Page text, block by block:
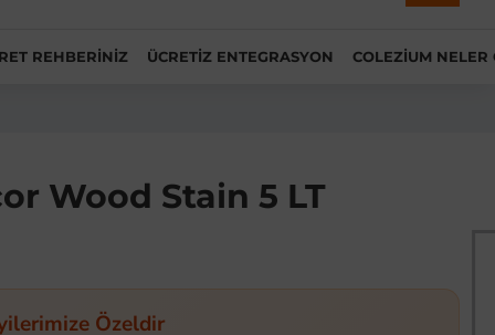
REHBERINIZ ÜCRETIZ ENTEGRASYON COLEZIUM NELER
Wood Stain 5 LT
Özeldir